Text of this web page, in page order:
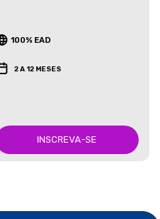
100% EAD
2 A 12 MESES
INSCREVA-SE